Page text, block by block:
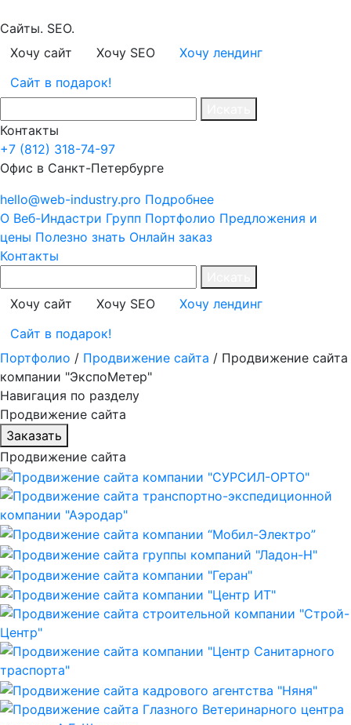
Сайты. SEO.
Хочу сайт
Хочу SEO
Хочу лендинг
Сайт в подарок!
Контакты
+7 (812) 318-74-97
Офис в Санкт-Петербурге
hello@web-industry.pro Подробнее
О Веб-Индастри Групп Портфолио Предложения и
цены Полезно знать Онлайн заказ
Контакты
Хочу сайт
Хочу SEO
Хочу лендинг
Сайт в подарок!
Портфолио / Продвижение сайта / Продвижение сайта
компании "ЭкспоМетер"
Заказать
Продвижение сайта
Навигация по разделу
Продвижение сайта